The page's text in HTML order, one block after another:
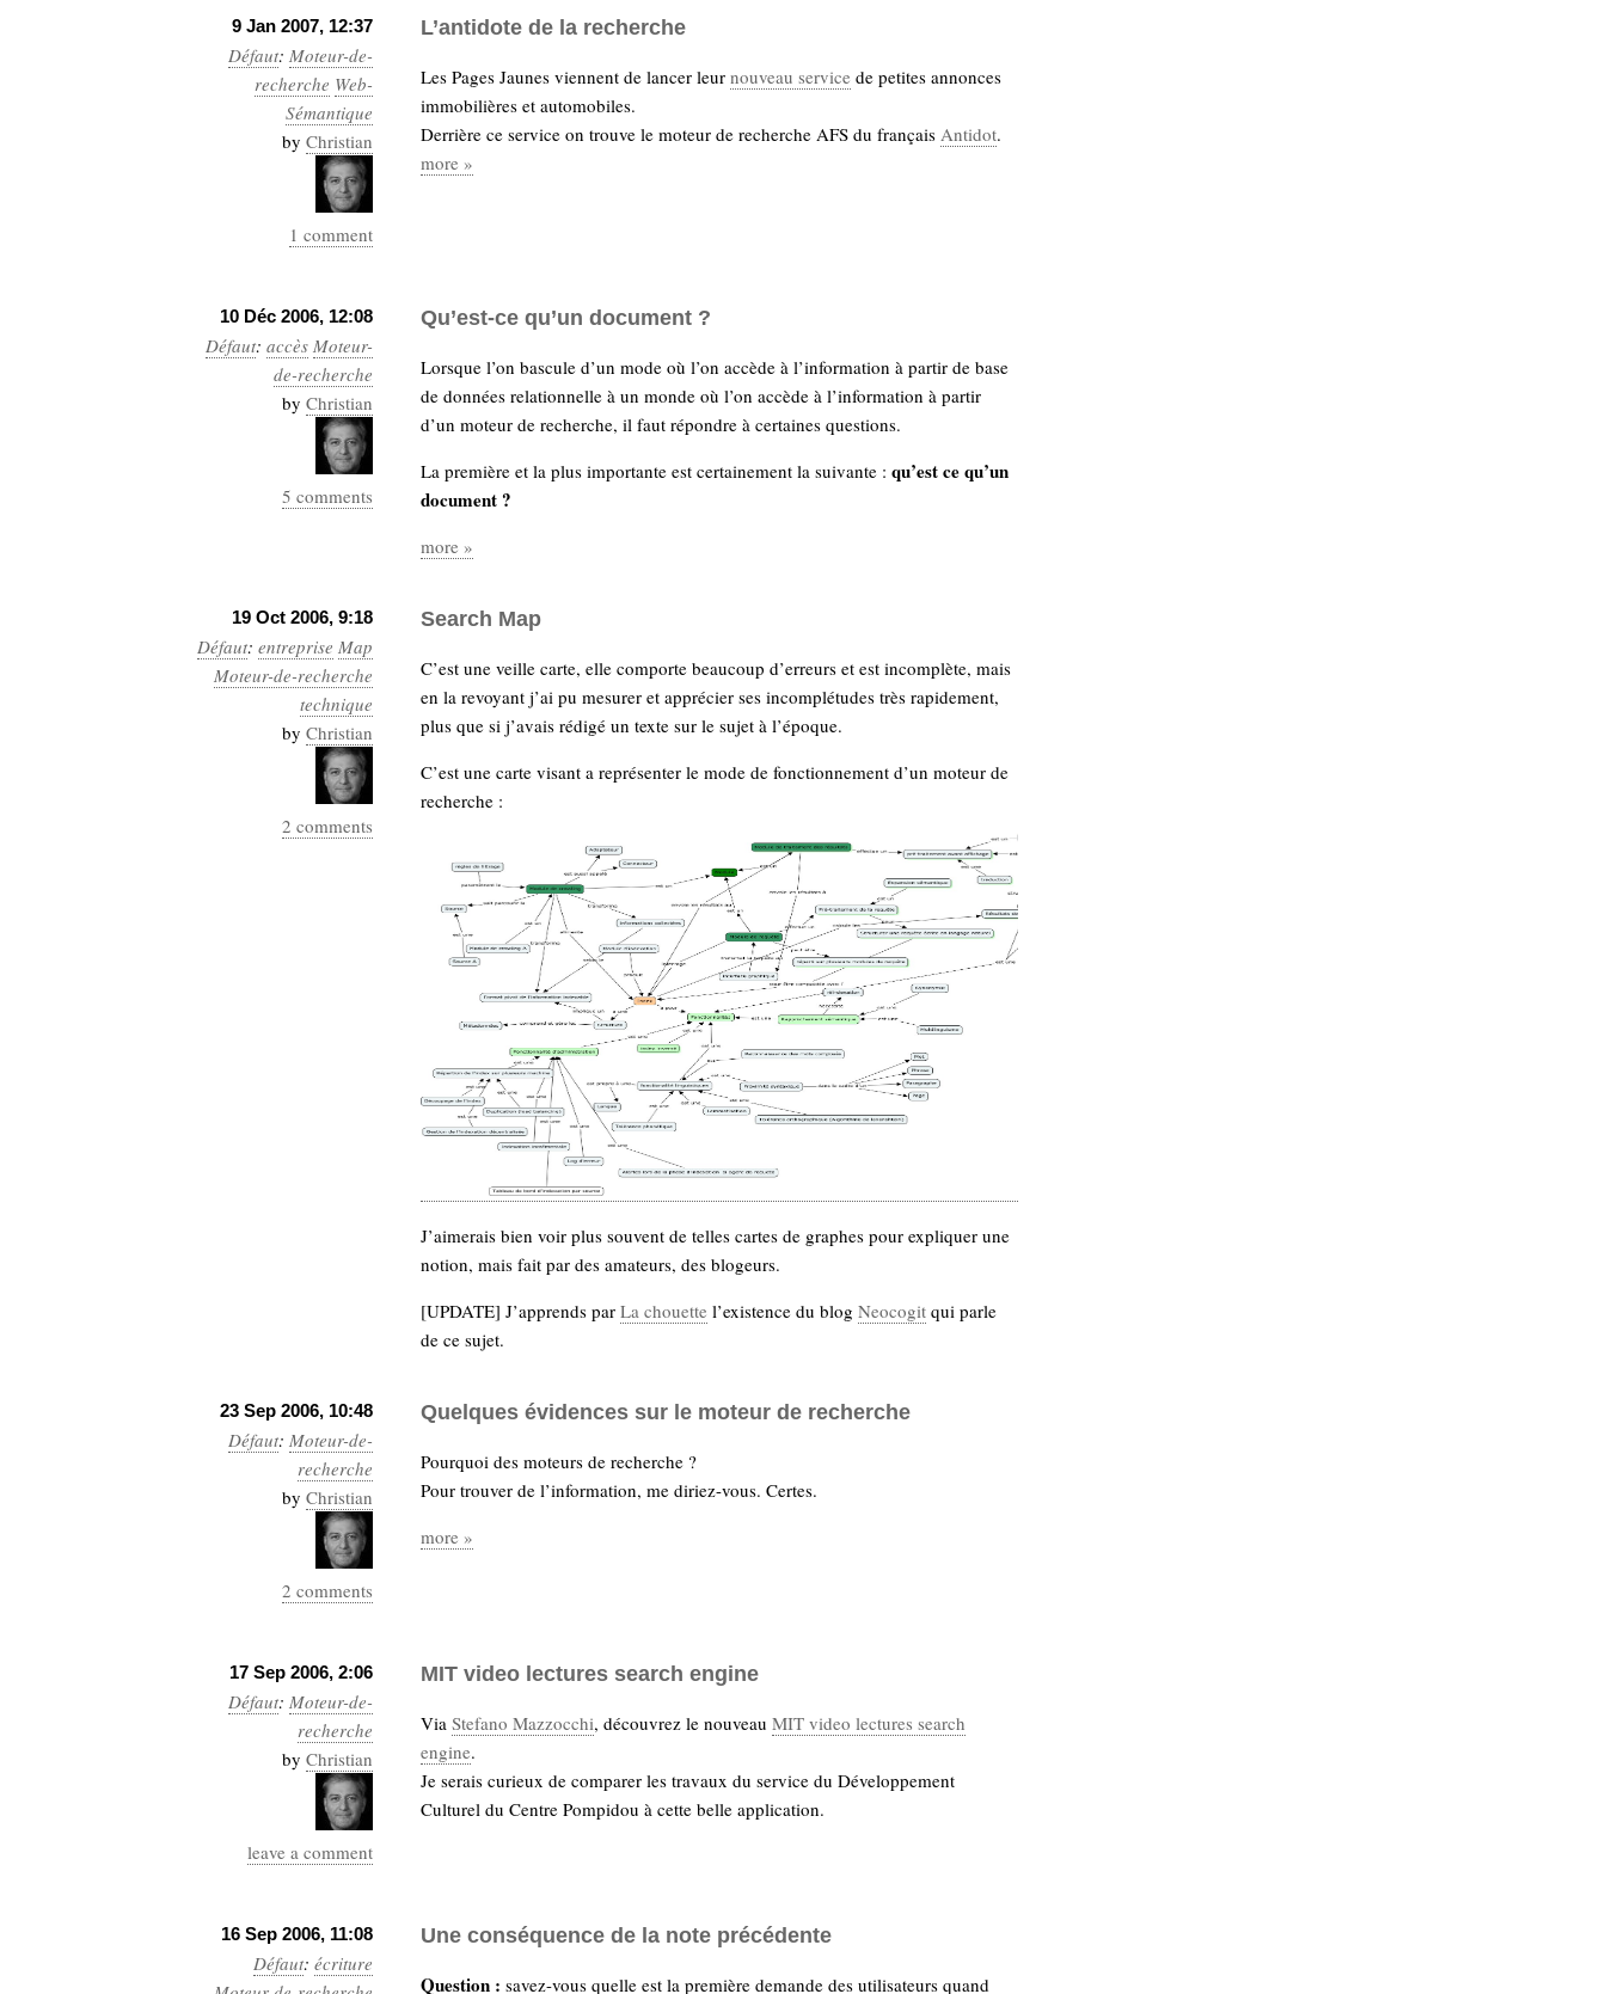
9 Jan 2007, 12:37
Défaut: Moteur-de-
recherche Web-
Sémantique
by Christian
1 comment
L’antidote de la recherche
Les Pages Jaunes viennent de lancer leur nouveau service de petites annonces
immobilières et automobiles.
Derrière ce service on trouve le moteur de recherche AFS du français Antidot.
more »
10 Déc 2006, 12:08
Défaut: accès Moteur-
de-recherche
by Christian
5 comments
Qu’est-ce qu’un document ?
Lorsque l’on bascule d’un mode où l’on accède à l’information à partir de base
de données relationnelle à un monde où l’on accède à l’information à partir
d’un moteur de recherche, il faut répondre à certaines questions.
La première et la plus importante est certainement la suivante : qu’est ce qu’un
document ?
more »
19 Oct 2006, 9:18
Défaut: entreprise Map
Moteur-de-recherche
technique
by Christian
2 comments
Search Map
C’est une veille carte, elle comporte beaucoup d’erreurs et est incomplète, mais
en la revoyant j’ai pu mesurer et apprécier ses incomplétudes très rapidement,
plus que si j’avais rédigé un texte sur le sujet à l’époque.
C’est une carte visant a représenter le mode de fonctionnement d’un moteur de
recherche :
J’aimerais bien voir plus souvent de telles cartes de graphes pour expliquer une
notion, mais fait par des amateurs, des blogeurs.
[UPDATE] J’apprends par La chouette l’existence du blog Neocogit qui parle
de ce sujet.
23 Sep 2006, 10:48
Défaut: Moteur-de-
recherche
by Christian
2 comments
Quelques évidences sur le moteur de recherche
Pourquoi des moteurs de recherche ?
Pour trouver de l’information, me diriez-vous. Certes.
more »
17 Sep 2006, 2:06
Défaut: Moteur-de-
recherche
by Christian
leave a comment
MIT video lectures search engine
Via Stefano Mazzocchi, découvrez le nouveau MIT video lectures search
engine.
Je serais curieux de comparer les travaux du service du Développement
Culturel du Centre Pompidou à cette belle application.
16 Sep 2006, 11:08
Défaut: écriture
Une conséquence de la note précédente
Question : savez-vous quelle est la première demande des utilisateurs quand